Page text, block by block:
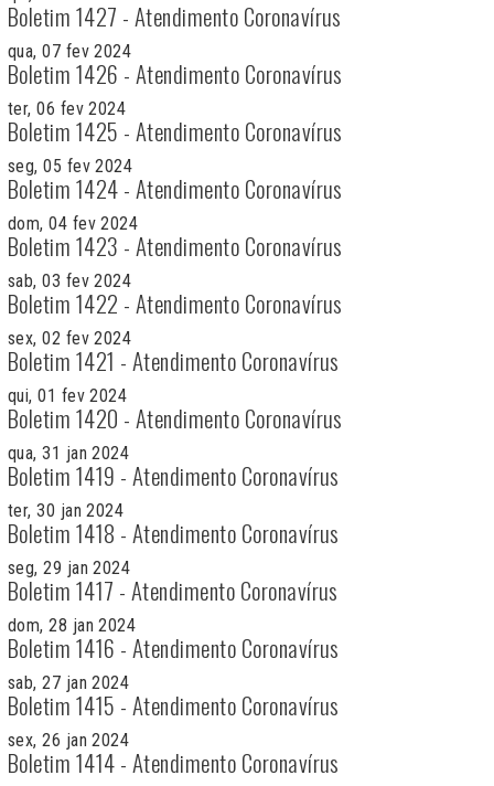
Boletim 1427 - Atendimento Coronavírus
qua, 07 fev 2024
Boletim 1426 - Atendimento Coronavírus
ter, 06 fev 2024
Boletim 1425 - Atendimento Coronavírus
seg, 05 fev 2024
Boletim 1424 - Atendimento Coronavírus
dom, 04 fev 2024
Boletim 1423 - Atendimento Coronavírus
sab, 03 fev 2024
Boletim 1422 - Atendimento Coronavírus
sex, 02 fev 2024
Boletim 1421 - Atendimento Coronavírus
qui, 01 fev 2024
Boletim 1420 - Atendimento Coronavírus
qua, 31 jan 2024
Boletim 1419 - Atendimento Coronavírus
ter, 30 jan 2024
Boletim 1418 - Atendimento Coronavírus
seg, 29 jan 2024
Boletim 1417 - Atendimento Coronavírus
dom, 28 jan 2024
Boletim 1416 - Atendimento Coronavírus
sab, 27 jan 2024
Boletim 1415 - Atendimento Coronavírus
sex, 26 jan 2024
Boletim 1414 - Atendimento Coronavírus